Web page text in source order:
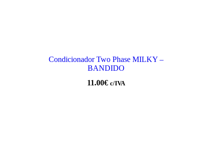
Condicionador Two Phase MILKY –
BANDIDO
11.00€ c/IVA